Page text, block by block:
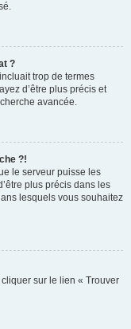
?
trop de termes
d’être plus précis et
avancée.
?!
le serveur puisse les
plus précis dans les
lesquels vous souhaitez
sur le lien « Trouver